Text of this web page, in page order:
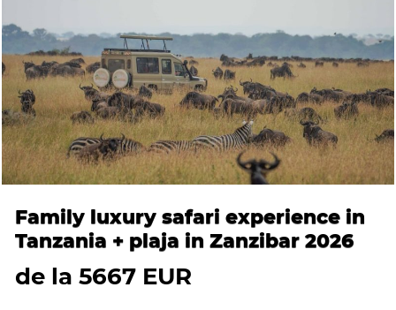
Family luxury safari experience in
Tanzania + plaja in Zanzibar 2026
de la 5667 EUR